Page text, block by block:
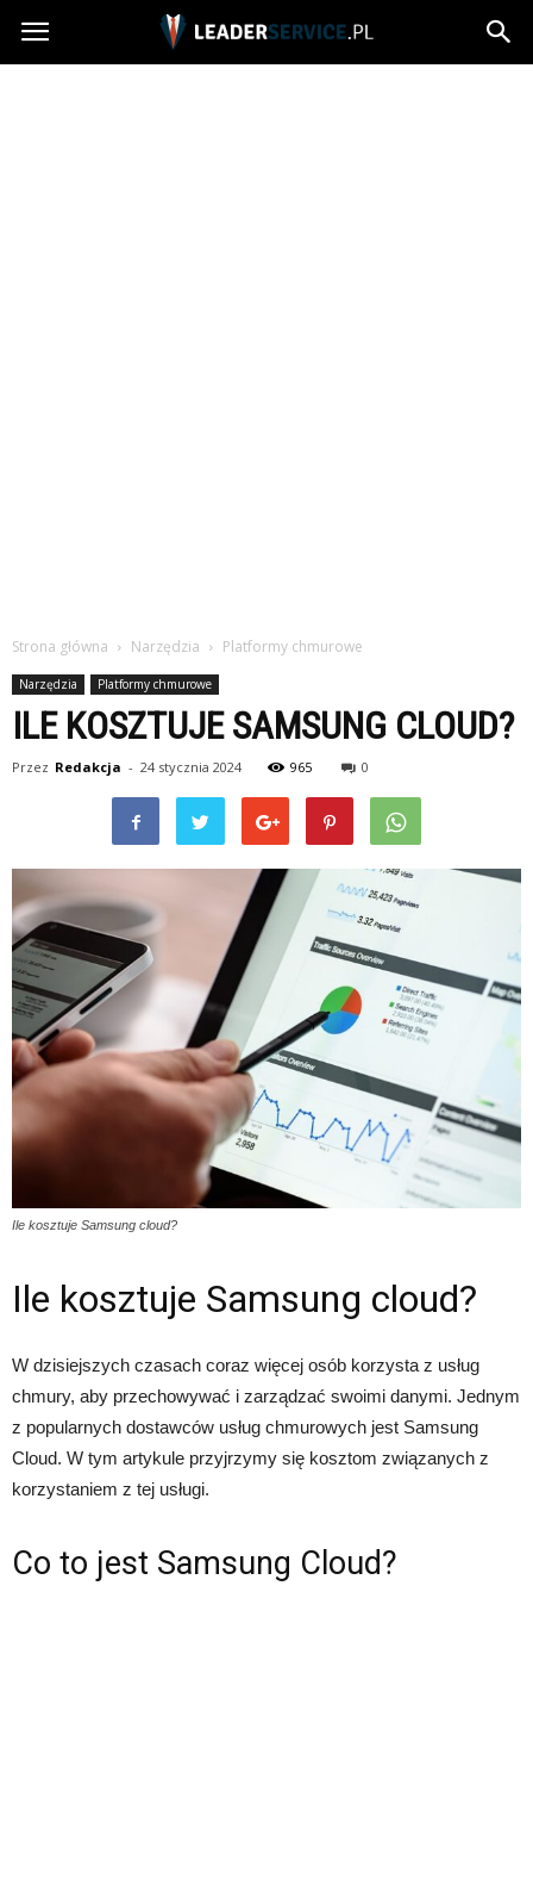
Leaderservice.pl
Strona główna Narzędzia Platformy chmurowe
Narzędzia Platformy chmurowe
ILE KOSZTUJE SAMSUNG CLOUD?
Przez Redakcja - 24 stycznia 2024 965 0
Ile kosztuje Samsung cloud?
Ile kosztuje Samsung cloud?
W dzisiejszych czasach coraz więcej osób korzysta z usług
chmury, aby przechowywać i zarządzać swoimi danymi. Jednym
z popularnych dostawców usług chmurowych jest Samsung
Cloud. W tym artykule przyjrzymy się kosztom związanych z
korzystaniem z tej usługi.
Co to jest Samsung Cloud?